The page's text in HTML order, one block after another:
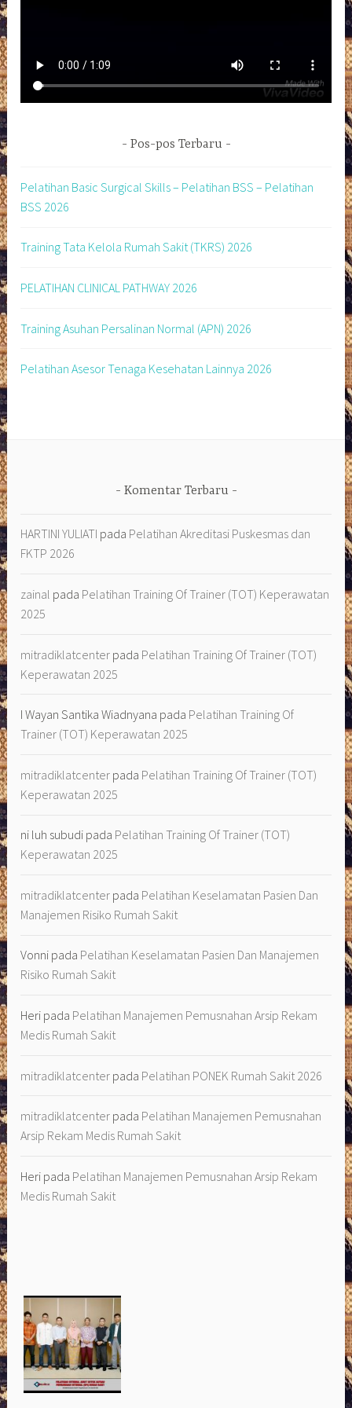
Pos-pos Terbaru
Pelatihan Basic Surgical Skills – Pelatihan BSS – Pelatihan
BSS 2026
Training Tata Kelola Rumah Sakit (TKRS) 2026
PELATIHAN CLINICAL PATHWAY 2026
Training Asuhan Persalinan Normal (APN) 2026
Pelatihan Asesor Tenaga Kesehatan Lainnya 2026
Komentar Terbaru
HARTINI YULIATI pada Pelatihan Akreditasi Puskesmas dan
FKTP 2026
zainal pada Pelatihan Training Of Trainer (TOT) Keperawatan
2025
mitradiklatcenter pada Pelatihan Training Of Trainer (TOT)
Keperawatan 2025
I Wayan Santika Wiadnyana pada Pelatihan Training Of
Trainer (TOT) Keperawatan 2025
mitradiklatcenter pada Pelatihan Training Of Trainer (TOT)
Keperawatan 2025
ni luh subudi pada Pelatihan Training Of Trainer (TOT)
Keperawatan 2025
mitradiklatcenter pada Pelatihan Keselamatan Pasien Dan
Manajemen Risiko Rumah Sakit
Vonni pada Pelatihan Keselamatan Pasien Dan Manajemen
Risiko Rumah Sakit
Heri pada Pelatihan Manajemen Pemusnahan Arsip Rekam
Medis Rumah Sakit
mitradiklatcenter pada Pelatihan PONEK Rumah Sakit 2026
mitradiklatcenter pada Pelatihan Manajemen Pemusnahan
Arsip Rekam Medis Rumah Sakit
Heri pada Pelatihan Manajemen Pemusnahan Arsip Rekam
Medis Rumah Sakit